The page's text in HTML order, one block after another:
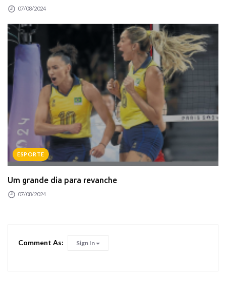
07/08/2024
ESPORTE
Um grande dia para revanche
07/08/2024
Comment As: Sign In